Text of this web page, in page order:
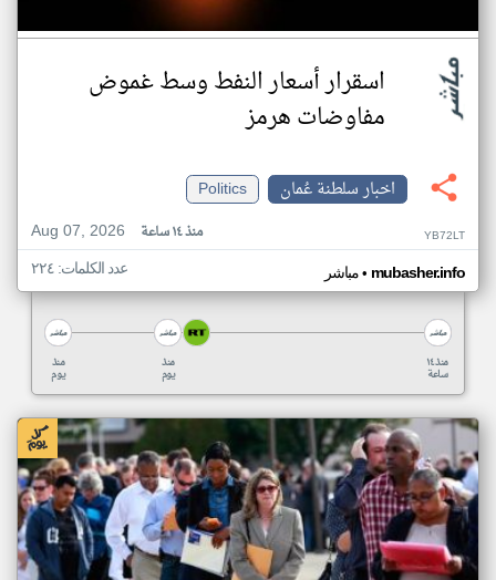
اسقرار أسعار النفط وسط غموض
مفاوضات هرمز
اخبار سلطنة عُمان
Politics
Aug 07, 2026
منذ ١٤ ساعة YB72LT
مباشر• mubasher.info عدد الكلمات: ٢٢٤
منذ
يوم
منذ
يوم
منذ ١٤
ساعة